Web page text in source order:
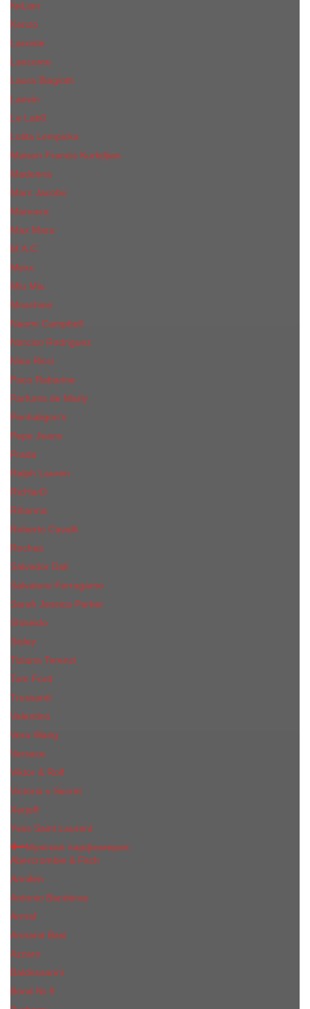
КиLian
Kenzo
Lacoste
Lancome
Laura Biagiotti
Lanvin
Lе Lab0
Lolita Lempicka
Maison Francis Kurkdjian
Madonna
Marc Jacobs
Mancera
Max Mara
M.А.C.
Mexx
Miu Miu
Mоsсhino
Naomi Campbell
Narciso Rodriguez
Nina Ricci
Paco Rabanne
Parfums de Marly
Penhaligon's
Pepe Jeans
Prada
Ralph Lauren
RicHarD
Rihanna
Roberto Cavalli
Rochas
Salvador Dali
Salvatore Ferragamo
Sarah Jessica Parker
Shiseido
Sisley
Tiziana Terenzi
Tom Ford
Trussardi
Valentino
Vera Wang
Versace
Viktor & Rolf
Victoria s Secret
Xerjoff
Yves Saint Laurent
Мужская парфюмерия
Abercrombie & Fitch
Annifen
Antonio Banderas
Armaf
Armand Basi
Azzaro
Baldessarini
Bond № 9